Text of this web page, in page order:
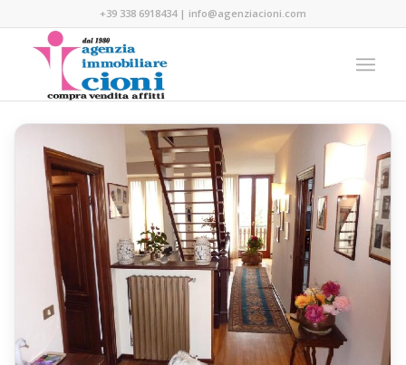
+39 338 6918434| info@agenziacioni.com